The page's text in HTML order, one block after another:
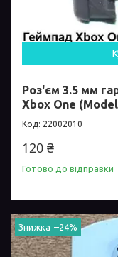
Роз'єм 3.5 мм
Xbox One
22002010
120 ₴
Готово до відправки
–24%